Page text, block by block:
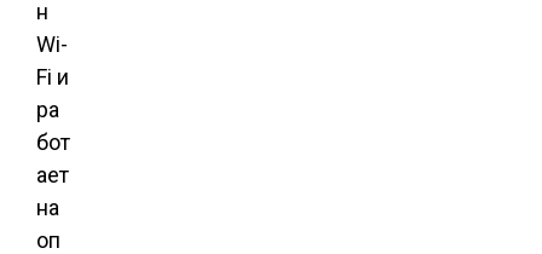
н
Wi-
Fi и
ра
бот
ает
на
оп